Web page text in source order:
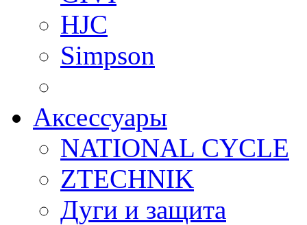
HJC
Simpson
Аксессуары
NATIONAL CYCLE
ZTECHNIK
Дуги и защита